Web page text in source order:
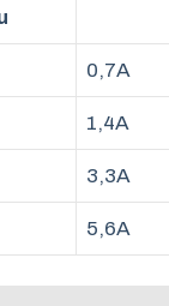
0,7A
1,4A
3,3A
5,6A